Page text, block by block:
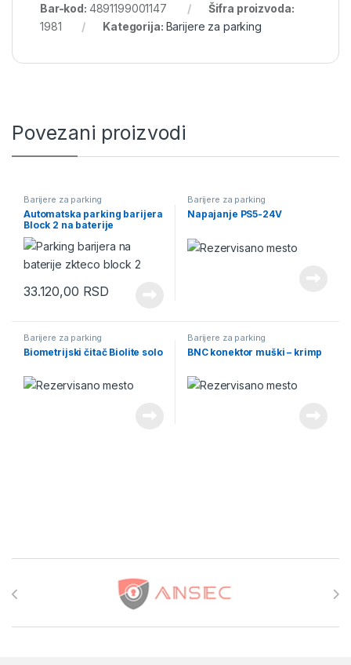
Bar-kod: 4891199001147
Šifra proizvoda:
1981
Kategorija: Barijere za parking
Povezani proizvodi
Barijere za parking
Automatska parking barijera
Block 2 na baterije
33.120,00 RSD
Barijere za parking
Napajanje PS5-24V
Barijere za parking
Biometrijski čitač Biolite solo
Barijere za parking
BNC konektor muški – krimp
Brands Carousel